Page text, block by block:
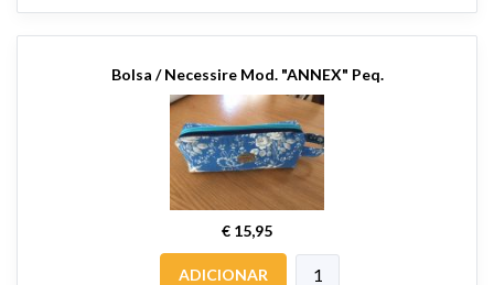
Bolsa / Necessire Mod. "ANNEX" Peq.
€ 15,95
ADICIONAR